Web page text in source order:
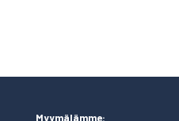
Myymälämme: